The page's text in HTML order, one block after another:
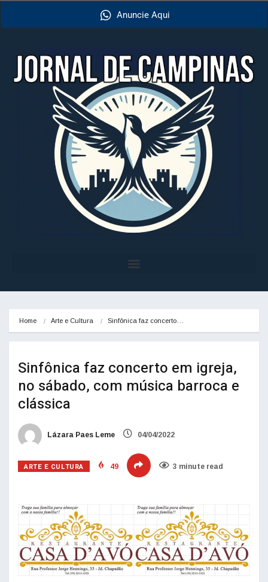
Anuncie Aqui
Home Arte e Cultura Sinfônica faz concerto…
Sinfônica faz concerto em igreja,
no sábado, com música barroca e
clássica
Lázara Paes Leme 04/04/2022
ARTE E CULTURA 49 3 minute read